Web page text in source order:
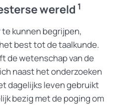
wereld 1
kunnen begrijpen,
best tot de taalkunde.
de wetenschap van de
naast het onderzoeken
dagelijks leven gebruikt
bezig met de poging om